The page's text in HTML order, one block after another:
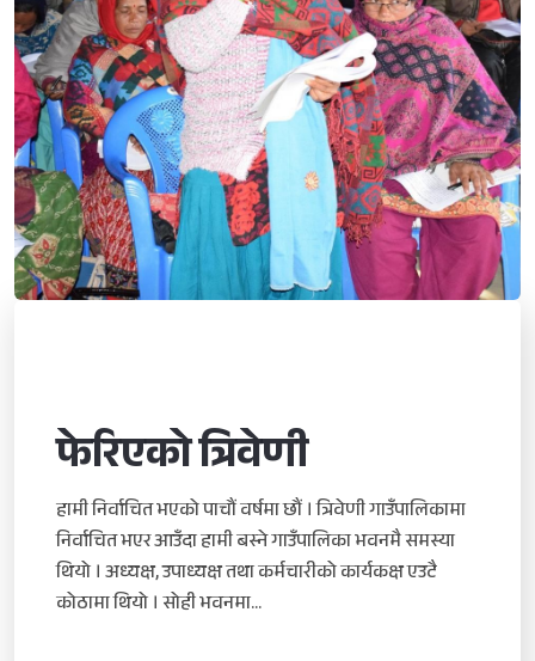
फेरिएको त्रिवेणी
हामी निर्वाचित भएको पाचौं वर्षमा छौं । त्रिवेणी गाउँपालिकामा
निर्वाचित भएर आउँदा हामी बस्ने गाउँपालिका भवनमै समस्या
थियो । अध्यक्ष, उपाध्यक्ष तथा कर्मचारीको कार्यकक्ष एउटै
कोठामा थियो । सोही भवनमा...